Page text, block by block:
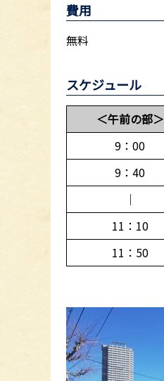
費用
無料
スケジュール
＜午前の部＞
9：00
9：40
｜
11：10
11：50